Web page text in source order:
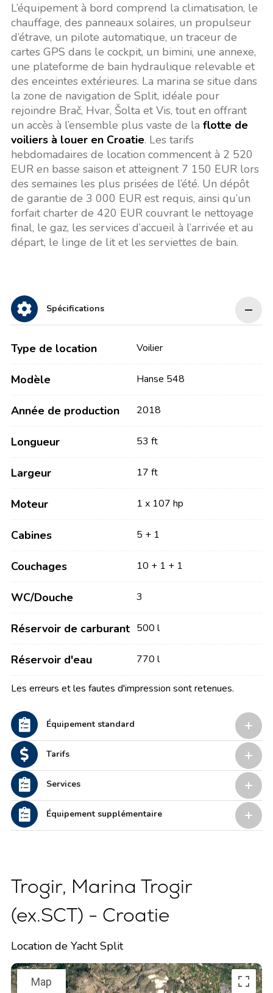
L’équipement à bord comprend la climatisation, le
chauffage, des panneaux solaires, un propulseur
d’étrave, un pilote automatique, un traceur de
cartes GPS dans le cockpit, un bimini, une annexe,
une plateforme de bain hydraulique relevable et
des enceintes extérieures. La marina se situe dans
la zone de navigation de Split, idéale pour
rejoindre Brač, Hvar, Šolta et Vis, tout en offrant
un accès à l’ensemble plus vaste de la flotte de
voiliers à louer en Croatie. Les tarifs
hebdomadaires de location commencent à 2 520
EUR en basse saison et atteignent 7 150 EUR lors
des semaines les plus prisées de l’été. Un dépôt
de garantie de 3 000 EUR est requis, ainsi qu’un
forfait charter de 420 EUR couvrant le nettoyage
final, le gaz, les services d’accueil à l’arrivée et au
départ, le linge de lit et les serviettes de bain.
Spécifications
Type de location Voilier
Modèle Hanse 548
Année de production 2018
Longueur 53 ft
Largeur 17 ft
Moteur 1 x 107 hp
Cabines 5 + 1
Couchages 10 + 1 + 1
WC/Douche 3
Réservoir de carburant 500 l
Réservoir d'eau 770 l
Les erreurs et les fautes d'impression sont retenues.
Équipement standard
Tarifs
Services
Équipement supplémentaire
Trogir, Marina Trogir
(ex.SCT) - Croatie
Location de Yacht Split
Map